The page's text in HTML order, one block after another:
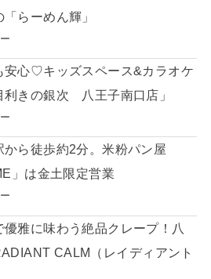
らーめん輝」
安心♡キッズスペース&カラオケ
利きの銀次 八王子南口店」
から徒歩約2分。米粉パン屋
」は金土限定営業
優雅に味わう絶品クレープ！八
CALM（レイディアント